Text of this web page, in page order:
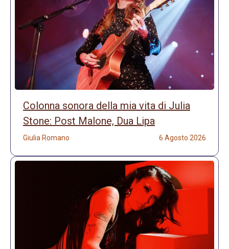
Colonna sonora della mia vita di Julia
Stone: Post Malone, Dua Lipa
Giulia Romano 6 Agosto 2026